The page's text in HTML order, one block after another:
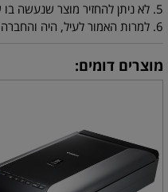
5. לא ניתן להחזיר מוצר שנעשה בו שימוש.
6. למרות האמור לעיל, היה והחברה הסכימה לפנים משורת הדין לקבל בחזרה מוצר שנעשה בו שימוש על ידי הלקוח - ינוכו מסכום ההחזר דמי המשלוח וסכום אשר יוחלט עליו ע"י החברה.
מוצרים דומים: